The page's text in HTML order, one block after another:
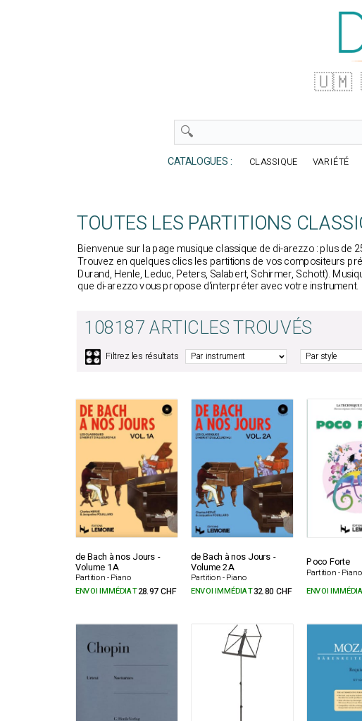
🇺🇲
CATALOGUES : CLASSIQUE VARIÉTÉ
TOUTES LES PARTITIONS
Bienvenue sur la page musique classique de di-arezzo : plus de
Trouvez en quelques clics les partitions de vos compositeurs
Durand, Henle, Leduc, Peters, Salabert, Schirmer, Schott).
que di-arezzo vous propose d'interpréter avec votre instrument.
108187 ARTICLES TROUVÉS
🎛️ Filtrez les résultats
de Bach à nos Jours -
Volume 1A
Partition - Piano
de Bach à nos Jours -
Volume 2A
Partition - Piano
Poco Forte
Partition - Piano
ENVOI IMMÉDIAT28.97 CHF ENVOI IMMÉDIAT32.80 CHF ENVOI